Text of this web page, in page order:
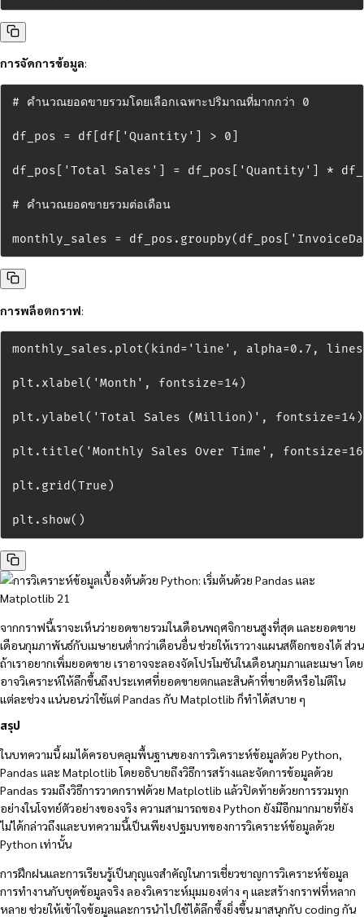
การจัดการข้อมูล:
# คำนวณยอดขายรวมโดยเลือกเฉพาะปริมาณที่มากกว่า 0
df_pos = df[df['Quantity'] > 0]
df_pos['Total Sales'] = df_pos['Quantity'] *
# คำนวณยอดขายรวมต่อเดือน
monthly_sales =
การพล็อตกราฟ:
monthly_sales.plot(kind='line', alpha=0.7,
plt.xlabel('Month', fontsize=14)
plt.ylabel('Total Sales (Million)', fontsize=14)
plt.title('Monthly Sales Over Time',
plt.grid(True)
plt.show()
จากกราฟนี้เราจะเห็นว่ายอดขายรวมในเดือนพฤศจิกายนสูงที่สุด และยอดขาย
เดือนกุมภาพันธ์กับเมษายนต่ำกว่าเดือนอื่น ช่วยให้เราวางแผนสต๊อกของได้ ส่วน
ถ้าเราอยากเพิ่มยอดขาย เราอาจจะลองจัดโปรโมชันในเดือนกุมภาและเมษา โดย
อาจวิเคราะห์ให้ลึกขึ้นถึงประเทศที่ยอดขายตกและสินค้าที่ขายดีหรือไม่ดีใน
แต่ละช่วง แน่นอนว่าใช้แต่ Pandas กับ Matplotlib ก็ทำได้สบาย ๆ
สรุป
ในบทความนี้ ผมได้ครอบคลุมพื้นฐานของการวิเคราะห์ข้อมูลด้วย Python,
Pandas และ Matplotlib โดยอธิบายถึงวิธีการสร้างและจัดการข้อมูลด้วย
Pandas รวมถึงวิธีการวาดกราฟด้วย Matplotlib แล้วปิดท้ายด้วยการรวมทุก
อย่างในโจทย์ตัวอย่างของจริง ความสามารถของ Python ยังมีอีกมากมายที่ยัง
ไม่ได้กล่าวถึงและบทความนี้เป็นเพียงปฐมบทของการวิเคราะห์ข้อมูลด้วย
Python เท่านั้น
การฝึกฝนและการเรียนรู้เป็นกุญแจสำคัญในการเชี่ยวชาญการวิเคราะห์ข้อมูล
การทำงานกับชุดข้อมูลจริง ลองวิเคราะห์มุมมองต่าง ๆ และสร้างกราฟที่หลาก
หลาย ช่วยให้เข้าใจข้อมูลและการนำไปใช้ได้ลึกซึ้งยิ่งขึ้น มาสนุกกับ coding กัน